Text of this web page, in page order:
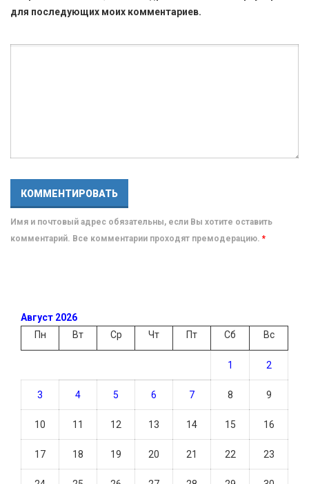
для последующих моих комментариев.
Имя и почтовый адрес обязательны, если Вы хотите оставить
комментарий. Все комментарии проходят премодерацию. *
Август 2026
Пн
Вт Ср Чт Пт Сб Вс
1 2
3 4 5 6 7 8 9
10 11 12 13 14 15 16
17 18 19 20 21 22 23